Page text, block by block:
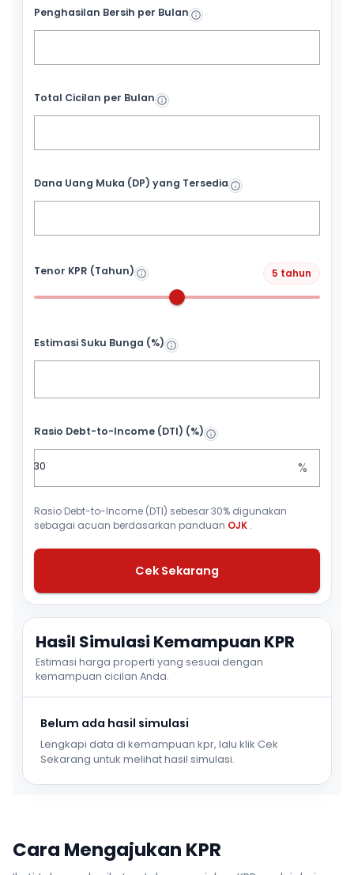
Penghasilan Bersih per Bulan
Total Cicilan per Bulan
Dana Uang Muka (DP) yang Tersedia
Tenor KPR (Tahun) 5 tahun
Estimasi Suku Bunga (%)
Rasio Debt-to-Income (DTI) (%)
%
Rasio Debt-to-Income (DTI) sebesar 30% digunakan
sebagai acuan berdasarkan panduan OJK .
Cek Sekarang
Hasil Simulasi Kemampuan KPR
Estimasi harga properti yang sesuai dengan
kemampuan cicilan Anda.
Belum ada hasil simulasi
Lengkapi data di kemampuan kpr, lalu klik Cek
Sekarang untuk melihat hasil simulasi.
Cara Mengajukan KPR